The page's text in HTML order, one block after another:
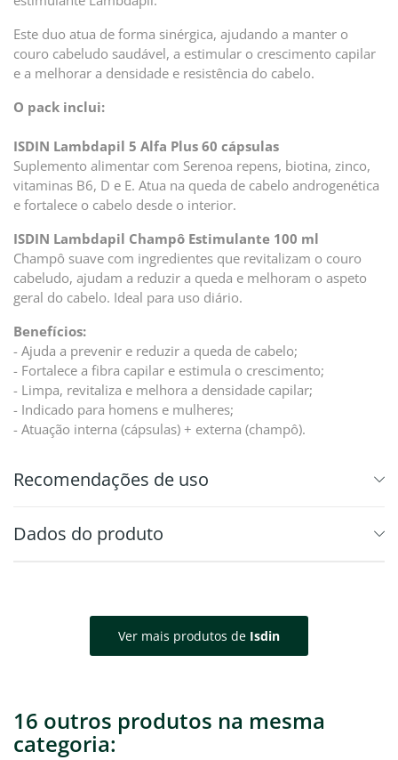
Este duo atua de forma sinérgica, ajudando a manter o
couro cabeludo saudável, a estimular o crescimento capilar
e a melhorar a densidade e resistência do cabelo.
O pack inclui:
ISDIN Lambdapil 5 Alfa Plus 60 cápsulas
Suplemento alimentar com Serenoa repens, biotina, zinco,
vitaminas B6, D e E. Atua na queda de cabelo androgenética
e fortalece o cabelo desde o interior.
ISDIN Lambdapil Champô Estimulante 100 ml
Champô suave com ingredientes que revitalizam o couro
cabeludo, ajudam a reduzir a queda e melhoram o aspeto
geral do cabelo. Ideal para uso diário.
Benefícios:
- Ajuda a prevenir e reduzir a queda de cabelo;
- Fortalece a fibra capilar e estimula o crescimento;
- Limpa, revitaliza e melhora a densidade capilar;
- Indicado para homens e mulheres;
- Atuação interna (cápsulas) + externa (champô).
Recomendações de uso
Dados do produto
Ver mais produtos de Isdin
16 outros produtos na mesma
categoria: